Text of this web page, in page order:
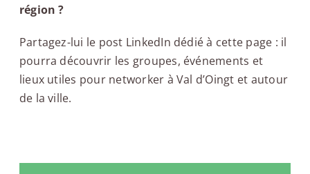
région ?
Partagez-lui le post LinkedIn dédié à cette page : il
pourra découvrir les groupes, événements et
lieux utiles pour networker à Val d’Oingt et autour
de la ville.